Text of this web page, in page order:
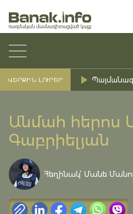
ՎԵՐՋԻՆ ԼՈՒՐԵՐ
Անմահ հերոս
Գաբրիելյան
Հեղինակ՝ Մանե